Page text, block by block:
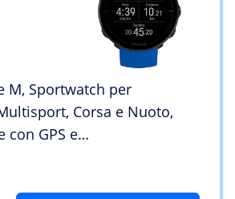
M, Sportwatch per
Corsa e Nuoto,
con GPS e
Integrato, 46 mm,